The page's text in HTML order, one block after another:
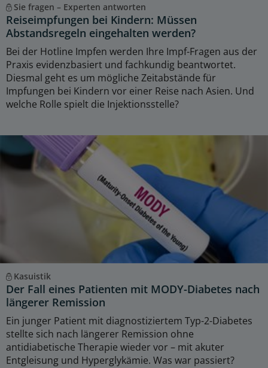
Sie fragen – Experten antworten
Reiseimpfungen bei Kindern: Müssen
Abstandsregeln eingehalten werden?
Bei der Hotline Impfen werden Ihre Impf-Fragen aus der
Praxis evidenzbasiert und fachkundig beantwortet.
Diesmal geht es um mögliche Zeitabstände für
Impfungen bei Kindern vor einer Reise nach Asien. Und
welche Rolle spielt die Injektionsstelle?
Kasuistik
Der Fall eines Patienten mit MODY-Diabetes nach
längerer Remission
Ein junger Patient mit diagnostiziertem Typ-2-Diabetes
stellte sich nach längerer Remission ohne
antidiabetische Therapie wieder vor – mit akuter
Entgleisung und Hyperglykämie. Was war passiert?